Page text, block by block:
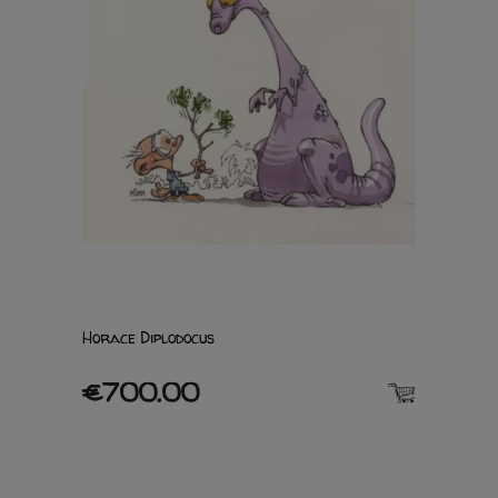
Horace Diplodocus
€700.00